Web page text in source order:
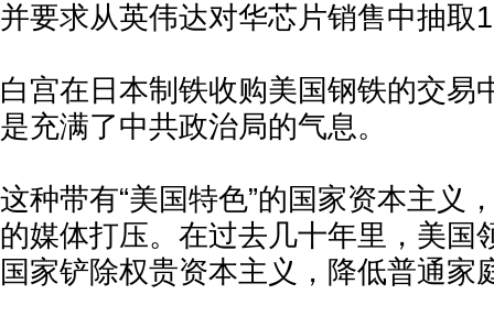
并要求从英伟达对华芯片销售中抽取
白宫在日本制铁收购美国钢铁的交易
是充满了中共政治局的气息。
这种带有“美国特色”的国家资本主义
的媒体打压。在过去几十年里，美国
国家铲除权贵资本主义，降低普通家